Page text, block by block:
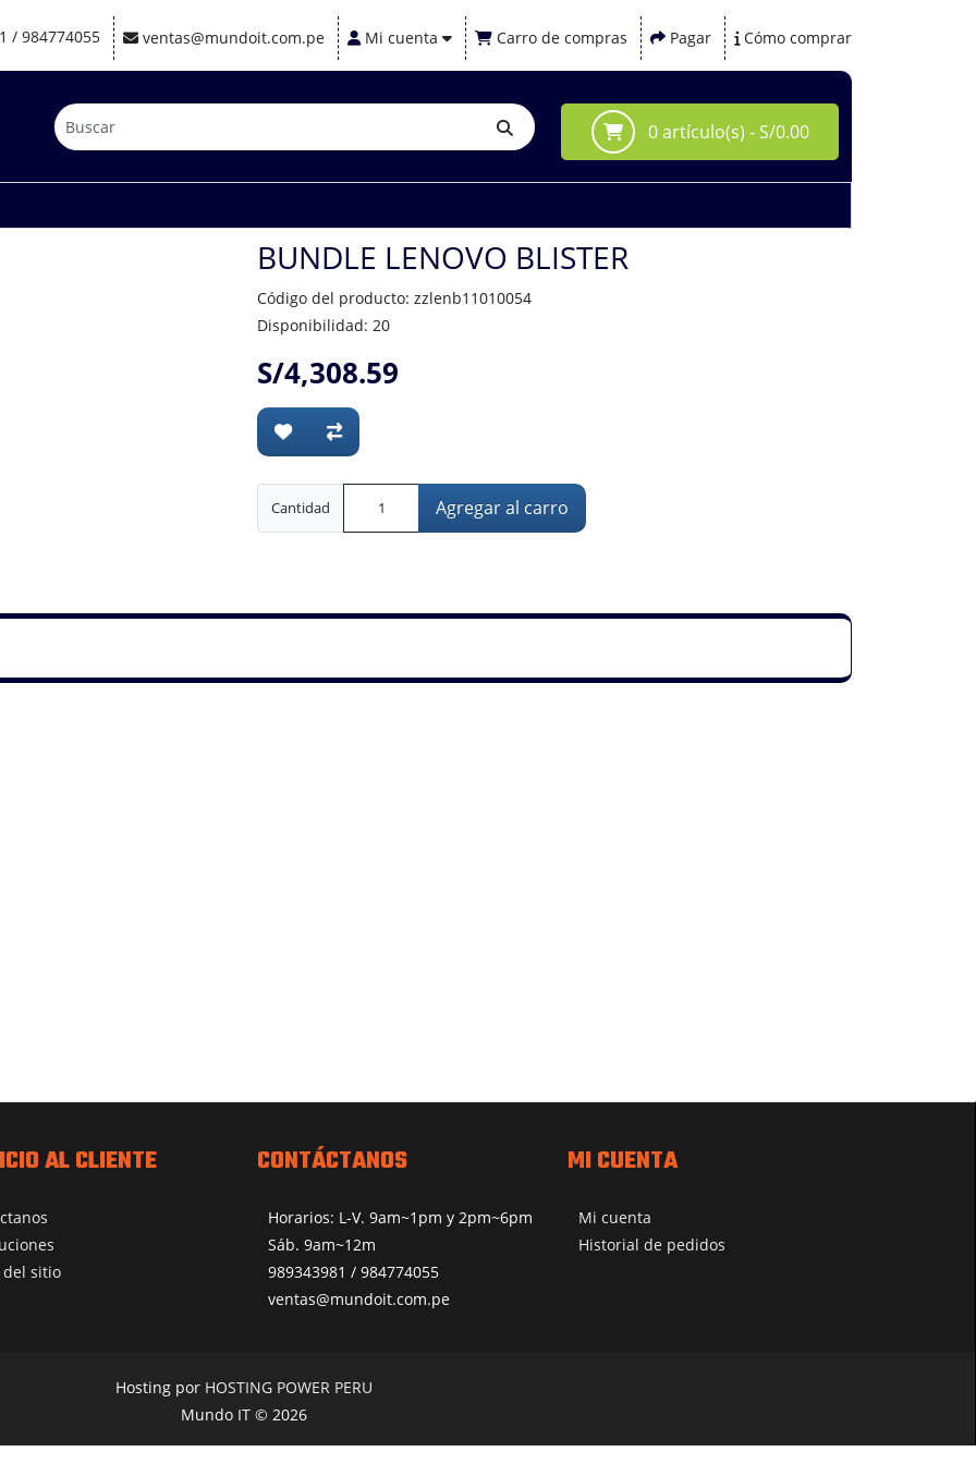
/ 984774055 ventas@mundoit.com.pe Mi cuenta Carro de compras Pagar Cómo comprar
0 artículo(s) - S/0.00
BUNDLE LENOVO BLISTER
Código del producto: zzlenb11010054
Disponibilidad: 20
S/4,308.59
Cantidad Agregar al carro
AL CLIENTE
del sitio
CONTÁCTANOS
Horarios: L-V. 9am~1pm y 2pm~6pm
Sáb. 9am~12m
989343981 / 984774055
ventas@mundoit.com.pe
MI CUENTA
Mi cuenta
Historial de pedidos
Hosting por HOSTING POWER PERU
Mundo IT © 2026